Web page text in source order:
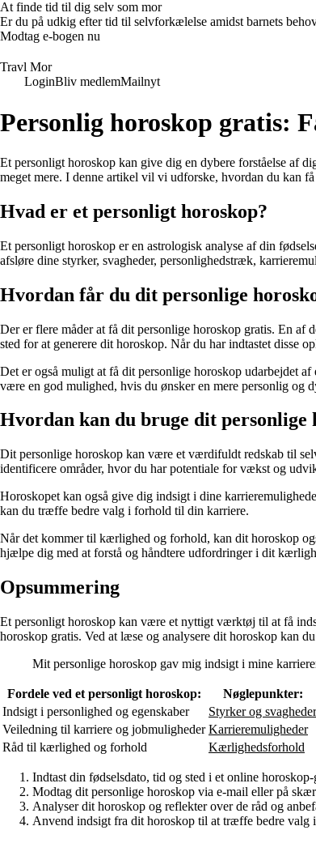
At finde tid til dig selv som mor
Er du på udkig efter tid til selvforkælelse amidst barnets
Modtag e-bogen nu
Travl Mor
LoginBliv medlemMailnyt
Personlig horoskop gratis:
Et personligt horoskop kan give dig en dybere forståelse af
meget mere. I denne artikel vil vi udforske, hvordan du kan
Hvad er et personligt horoskop?
Et personligt horoskop er en astrologisk analyse af din
afsløre dine styrker, svagheder, personlighedstræk,
Hvordan får du dit personlige
Der er flere måder at få dit personlige horoskop gratis. En
sted for at generere dit horoskop. Når du har indtastet disse
Det er også muligt at få dit personlige horoskop udarbejdet
være en god mulighed, hvis du ønsker en mere personlig og
Hvordan kan du bruge dit personlige
Dit personlige horoskop kan være et værdifuldt redskab til
identificere områder, hvor du har potentiale for vækst og
Horoskopet kan også give dig indsigt i dine
kan du træffe bedre valg i forhold til din karriere.
Når det kommer til kærlighed og forhold, kan dit horoskop
hjælpe dig med at forstå og håndtere udfordringer i dit
Opsummering
Et personligt horoskop kan være et nyttigt værktøj til at få
horoskop gratis. Ved at læse og analysere dit horoskop kan
Mit personlige horoskop gav mig indsigt i mine
Fordele ved et personligt horoskop:
Nøglepunkter:
Indsigt i personlighed og egenskaber
Styrker og svagheder
Veiledning til karriere og jobmuligheder Karrieremuligheder
Råd til kærlighed og forhold
Kærlighedsforhold
Indtast din fødselsdato, tid og sted i et online
Modtag dit personlige horoskop via e-mail eller på
Analyser dit horoskop og reflekter over de råd og
Anvend indsigt fra dit horoskop til at træffe bedre valg